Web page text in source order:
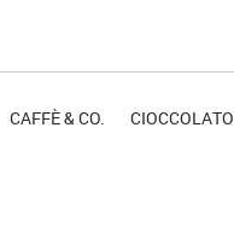
CAFFÈ & CO. CIOCCOLATO